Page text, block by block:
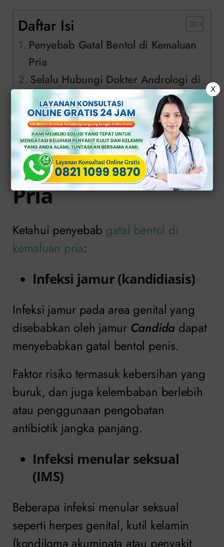
Daftar Isi
Penyebab Gatal Bentol di Kemaluan
Pria
Selalu Hubungi Dokter Andrologi di
Klinik Apollo
Penyebab Gatal
Bentol di Kemaluan
Pria
Ketahui penyebab gatal bentol di
kemaluan pria:
Infeksi jamur (kandidiasis)
Infeksi jamur pada area genital yang
disebabkan oleh jamur Candida dapat
menyebabkan gatal bentol penis.
Faktor risiko termasuk kebersihan yang
buruk, dan juga kelembaban berlebih
atau penggunaan pengobatan
antibiotik jangka panjang.
Infeksi menular seksual
(IMS)
Beberapa infeksi menular seksual
seperti herpes genital, kutil kelamin
(kondiloma akuminata atau penyakit
X